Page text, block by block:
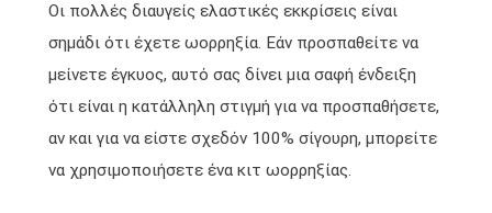
Οι πολλές διαυγείς ελαστικές εκκρίσεις είναι
σημάδι ότι έχετε ωορρηξία. Εάν προσπαθείτε να
μείνετε έγκυος, αυτό σας δίνει μια σαφή ένδειξη
ότι είναι η κατάλληλη στιγμή για να προσπαθήσετε,
αν και για να είστε σχεδόν 100% σίγουρη, μπορείτε
να χρησιμοποιήσετε ένα κιτ ωορρηξίας.